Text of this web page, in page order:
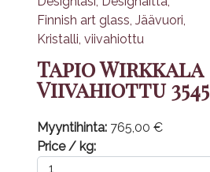
Tapio Wirkkala
Viivahiottu 3545
Myyntihinta: 765,00 €
Price / kg: